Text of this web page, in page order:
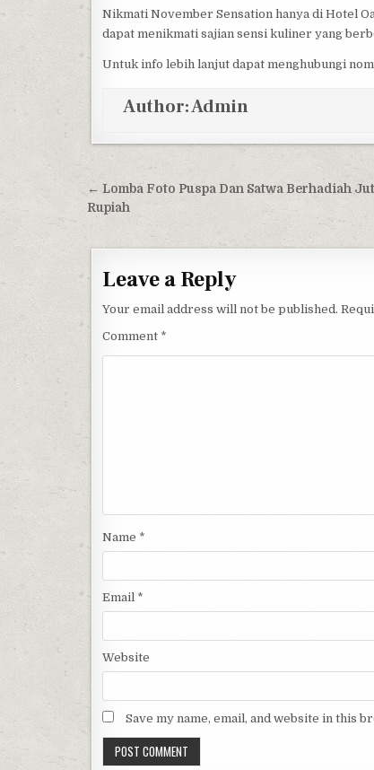
Nikmati November Sensation hanya di Hotel
dapat menikmati sajian sensi kuliner yang
Untuk info lebih lanjut dapat menghubungi
Author:Admin
Post navigation
← Lomba Foto Puspa Dan Satwa Berhadiah
Rupiah
Leave a Reply
Your email address will not be published.
Comment *
Name *
Email *
Website
Save my name, email, and website in this